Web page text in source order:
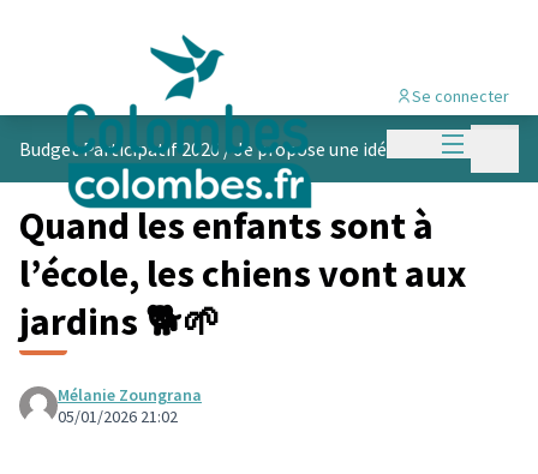
Menu
Se connecter
Budget Participatif 2026 /Je propose une idée
Quand les enfants sont à
l’école, les chiens vont aux
jardins 🐕🌱
Mélanie Zoungrana
05/01/2026 21:02